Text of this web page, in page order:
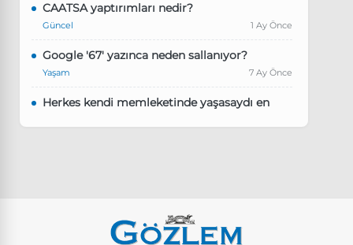
CAATSA yaptırımları nedir?
Güncel 1 Ay Önce
Google '67' yazınca neden sallanıyor?
Yaşam 7 Ay Önce
Herkes kendi memleketinde yaşasaydı en
Instagram’da keşfet nasıl temizlenir?